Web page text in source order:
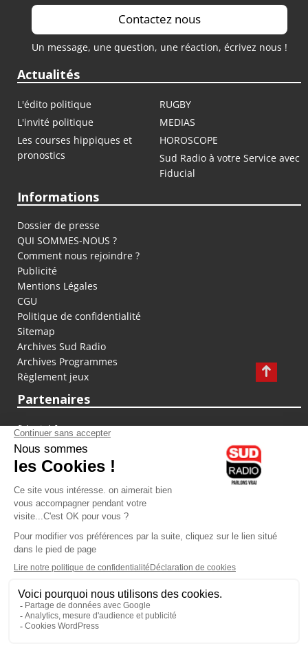
Contactez nous
Un message, une question, une réaction, écrivez nous !
Actualités
L'édito politique
RUGBY
L'invité politique
MEDIAS
Les courses hippiques et
pronostics
HOROSCOPE
Sud Radio à votre Service avec
Fiducial
Informations
Dossier de presse
QUI SOMMES-NOUS ?
Comment nous rejoindre ?
Publicité
Mentions Légales
CGU
Politique de confidentialité
Sitemap
Archives Sud Radio
Archives Programmes
Règlement jeux
Partenaires
fiducial.fr
lyoncapitale.fr
olympique-et-lyonnais.com
L'application Iphone / Android
Téléchargez l'application
Les cookies
Gestion des cookies
Crédit photos : ©Sud Radio / Pierre Olivier